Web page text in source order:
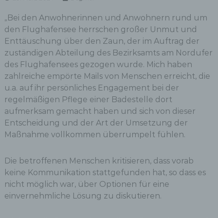
„Bei den Anwohnerinnen und Anwohnern rund um
den Flughafensee herrschen großer Unmut und
Enttäuschung über den Zaun, der im Auftrag der
zuständigen Abteilung des Bezirksamts am Nordufer
des Flughafensees gezogen wurde. Mich haben
zahlreiche empörte Mails von Menschen erreicht, die
u.a. auf ihr persönliches Engagement bei der
regelmäßigen Pflege einer Badestelle dort
aufmerksam gemacht haben und sich von dieser
Entscheidung und der Art der Umsetzung der
Maßnahme vollkommen überrumpelt fühlen.
Die betroffenen Menschen kritisieren, dass vorab
keine Kommunikation stattgefunden hat, so dass es
nicht möglich war, über Optionen für eine
einvernehmliche Lösung zu diskutieren.